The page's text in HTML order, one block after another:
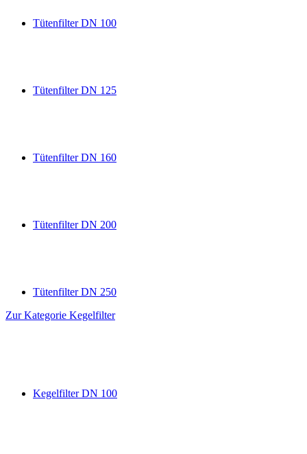
Tütenfilter DN 100
Tütenfilter DN 125
Tütenfilter DN 160
Tütenfilter DN 200
Tütenfilter DN 250
Zur Kategorie Kegelfilter
Kegelfilter DN 100